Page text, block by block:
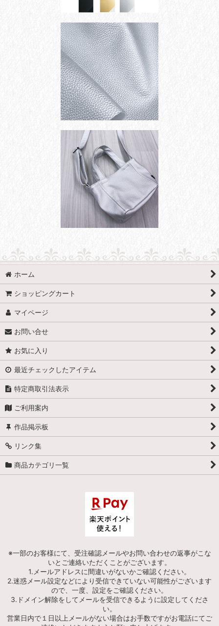
ホーム
ショッピングカート
マイページ
お問い合せ
お気に入り
最近チェックしたアイテム
特定商取引法表示
ご利用案内
作品掲示板
リンク集
商品カテゴリ一覧
※一部のお客様にて、受注確認メールやお問い合わせの返事がこな
いとご連絡いただくことがございます。
1.メールアドレスに間違いがないかご確認ください。
2.迷惑メール設定などにより受信できていない可能性がございます
ので、一度、設定をご確認ください。
3.ドメイン解除をしてメールを受信できるように設定してくださ
い。
営業日内で１日以上メールがない場合はお手数ですがお電話にてご